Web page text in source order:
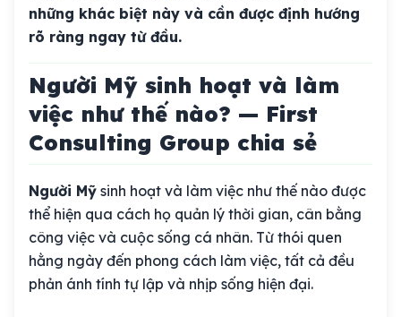
những khác biệt này và cần được định hướng
rõ ràng ngay từ đầu.
Người Mỹ sinh hoạt và làm
việc như thế nào? — First
Consulting Group chia sẻ
Người Mỹ sinh hoạt và làm việc như thế nào được
thể hiện qua cách họ quản lý thời gian, cân bằng
công việc và cuộc sống cá nhân. Từ thói quen
hằng ngày đến phong cách làm việc, tất cả đều
phản ánh tính tự lập và nhịp sống hiện đại.